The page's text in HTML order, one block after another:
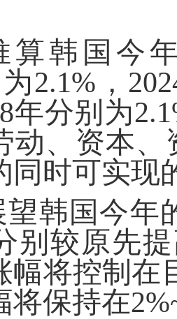
算韩国今
2.1%，
年分别为
动、资本
同时可实现
望韩国今年
别较原先
幅将控制在
将保持在